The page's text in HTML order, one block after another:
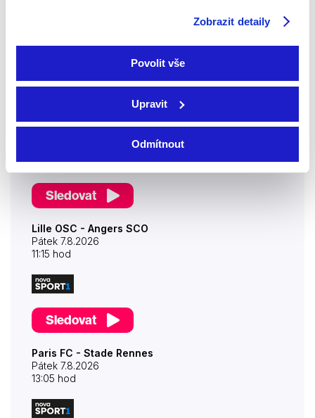
Zobrazit detaily
Povolit vše
Upravit
Odmítnout
Ligue 1: Příběh sezóny 2025/26 (3)
8:35 hod
Sledovat
Lille OSC - Angers SCO
Pátek 7.8.2026
11:15 hod
Sledovat
Paris FC - Stade Rennes
Pátek 7.8.2026
13:05 hod